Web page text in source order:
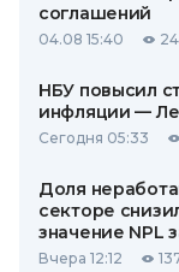
соглашений
04.08 15:40
НБУ повысил
инфляции —
Сегодня 05:33
Доля
секторе
значение NPL
Вчера 12:12